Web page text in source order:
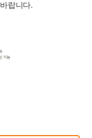
바랍니다.